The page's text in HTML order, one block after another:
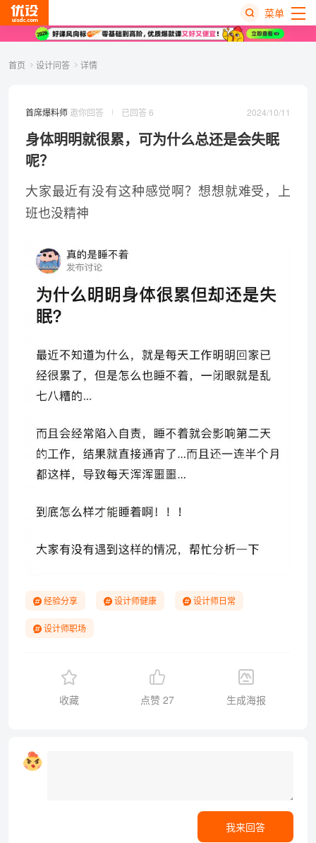
菜单
首页 设计问答 详情
首席爆料师 邀你回答 已回答 6 2024/10/11
身体明明就很累，可为什么总还是会失眠
呢？
大家最近有没有这种感觉啊？想想就难受，上
班也没精神
经验分享 设计师健康 设计师日常
设计师职场
收藏 点赞 27 生成海报
我来回答